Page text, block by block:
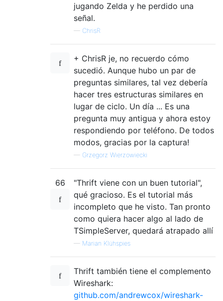
jugando Zelda y he perdido una
señal.
— ChrisR
+ ChrisR je, no recuerdo cómo
sucedió. Aunque hubo un par de
preguntas similares, tal vez debería
hacer tres estructuras similares en
lugar de ciclo. Un día ... Es una
pregunta muy antigua y ahora estoy
respondiendo por teléfono. De todos
modos, gracias por la captura!
— Grzegorz Wierzowiecki
66
"Thrift viene con un buen tutorial",
qué gracioso. Es el tutorial más
incompleto que he visto. Tan pronto
como quiera hacer algo al lado de
TSimpleServer, quedará atrapado allí
— Marian Klühspies
Thrift también tiene el complemento
Wireshark:
github.com/andrewcox/wireshark-